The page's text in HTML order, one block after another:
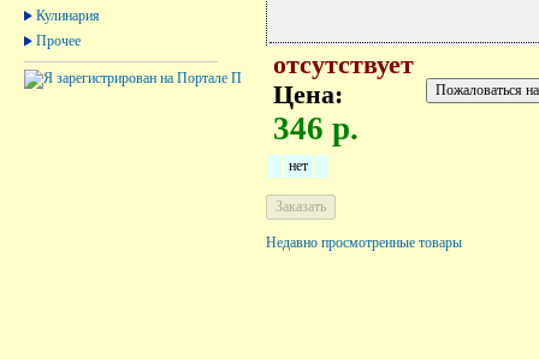
Кулинария
Прочее
отсутствует
Цена:
346 р.
нет
Недавно просмотренные товары